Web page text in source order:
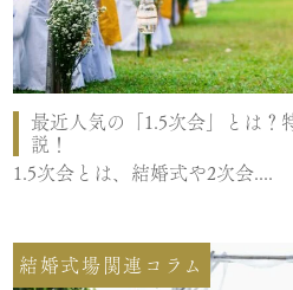
最近人気の「1.5次会」とは？
説！
1.5次会とは、結婚式や2次会....
結婚式場関連コラム